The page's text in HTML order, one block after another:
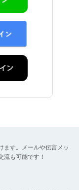
ます。メールや伝言メッ
流も可能です！